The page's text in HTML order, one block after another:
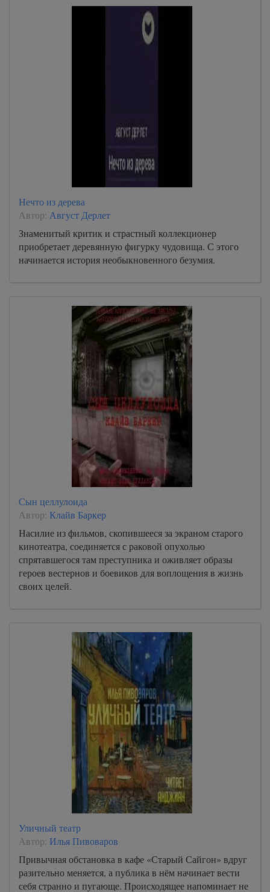
Нечто из дерева
Автор: Август Дерлет
Знаменитый критик и страстный коллекционер
приобретает деревянную фигурку чудовища. С этого
начинается история необыкновенного безумия.
Сын целлулоида
Автор: Клайв Баркер
Насилие из фильмов, скопившееся за экраном старого
кинотеатра, соединяется с раковой опухолью
спрятавшегося там преступника и оживляет образы
героев вестернов и боевиков для воплощения в жизнь
своих целей.
Уличный театр
Автор: Илья Пивоваров
Привычная обстановка в кафе «Старый Сайгон» вдруг
разительно меняется, а публика в нём начинает вести
себя странно и пугающе. Происходящее напоминает не